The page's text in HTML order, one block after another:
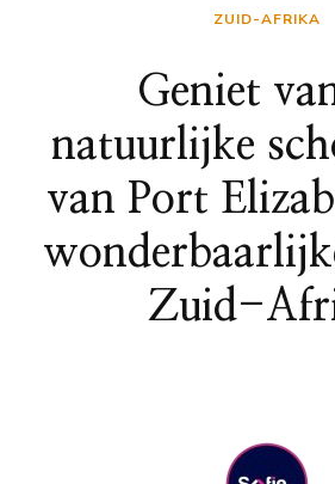
ZUID-AFRIKA
Geniet
natuurlijke
van Port
Zuid-